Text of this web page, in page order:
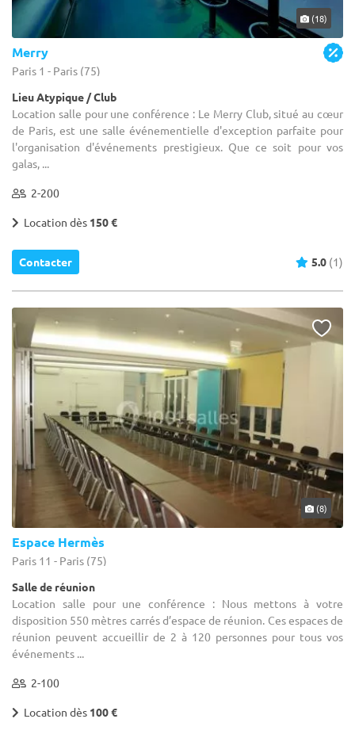
(18)
Merry
Paris 1 - Paris (75)
Lieu Atypique / Club
Location salle pour une conférence : Le Merry Club, situé au cœur
de Paris, est une salle événementielle d'exception parfaite pour
l'organisation d'événements prestigieux. Que ce soit pour vos
galas, ...
2-200
Location dès 150 €
Contacter 5.0 (1)
(8)
Espace Hermès
Paris 11 - Paris (75)
Salle de réunion
Location salle pour une conférence : Nous mettons à votre
disposition 550 mètres carrés d’espace de réunion. Ces espaces de
réunion peuvent accueillir de 2 à 120 personnes pour tous vos
événements ...
2-100
Location dès 100 €